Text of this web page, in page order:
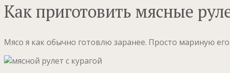
Как приготовить мясные
Мясо я как обычно готовлю заранее. Просто мариную